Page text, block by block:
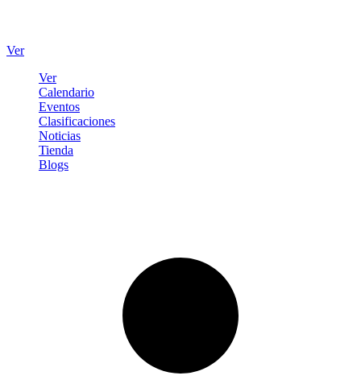
Ver
Ver
Calendario
Eventos
Clasificaciones
Noticias
Tienda
Blogs